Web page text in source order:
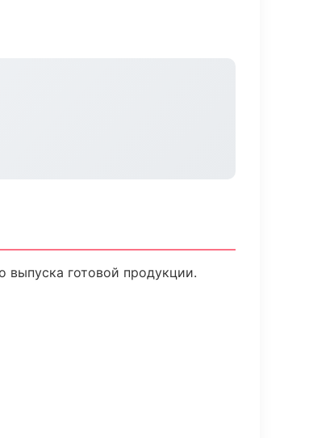
выпуска готовой продукции.